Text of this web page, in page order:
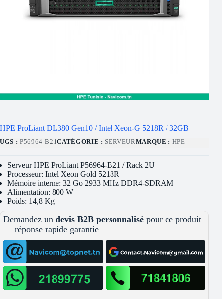
HPE ProLiant DL380 Gen10 / Intel Xeon-G 5218R / 32GB
UGS : P56964-B21CATÉGORIE : SERVEURMARQUE : HPE
Serveur HPE ProLiant P56964-B21 / Rack 2U
Processeur: Intel Xeon Gold 5218R
Mémoire interne: 32 Go 2933 MHz DDR4-SDRAM
Alimentation: 800 W
Poids: 14,8 Kg
Demandez un devis B2B personnalisé pour ce produit
— réponse rapide garantie